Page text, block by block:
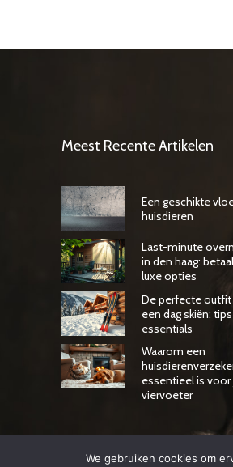
Meest Recente Artikelen
Een geschikte
huisdieren
Last-minute
in den haag:
luxe opties
De perfecte
een dag skiën:
essentials
Waarom een
essentieel is voor
viervoeter
We gebruiken cookies om